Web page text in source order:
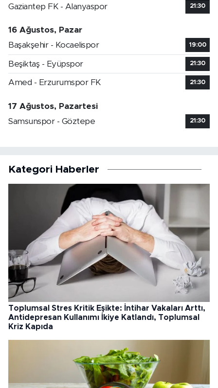
Gaziantep FK - Alanyaspor 21:30
16 Ağustos, Pazar
Başakşehir - Kocaelispor
19:00
Beşiktaş - Eyüpspor 21:30
Amed - Erzurumspor FK 21:30
17 Ağustos, Pazartesi
Samsunspor - Göztepe
21:30
Kategori Haberler
Toplumsal Stres Kritik Eşikte: İntihar Vakaları Arttı,
Antidepresan Kullanımı İkiye Katlandı, Toplumsal
Kriz Kapıda